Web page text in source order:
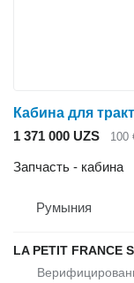
1 371 000 UZS 100
Запчасть - кабина
Румыния
LA PETIT FRANCE